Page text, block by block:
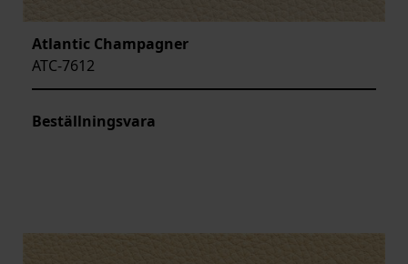
Atlantic Champagner
ATC-7612
Beställningsvara